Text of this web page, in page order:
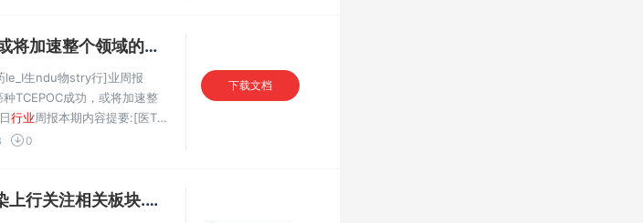
个领域的快速发展.pdf
le_I生ndu物stry行]业周报
TCEPOC成功，或将加速整
行业周报本期内容提要:[医Ta
生物板块收益率
0
下载文档
行关注相关板块.pdf